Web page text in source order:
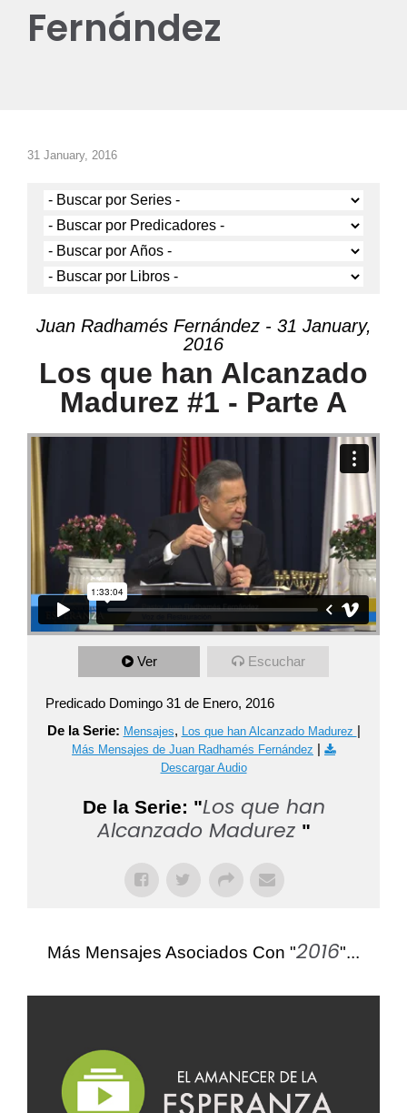
Fernández
31 January, 2016
Juan Radhamés Fernández - 31 January,
2016
Los que han Alcanzado
Madurez #1 - Parte A
Ver Escuchar
Predicado Domingo 31 de Enero, 2016
De la Serie: Mensajes, Los que han Alcanzado Madurez |
Más Mensajes de Juan Radhamés Fernández |
Descargar Audio
De la Serie: "Los que han
Alcanzado Madurez "
Más Mensajes Asociados Con "2016"...